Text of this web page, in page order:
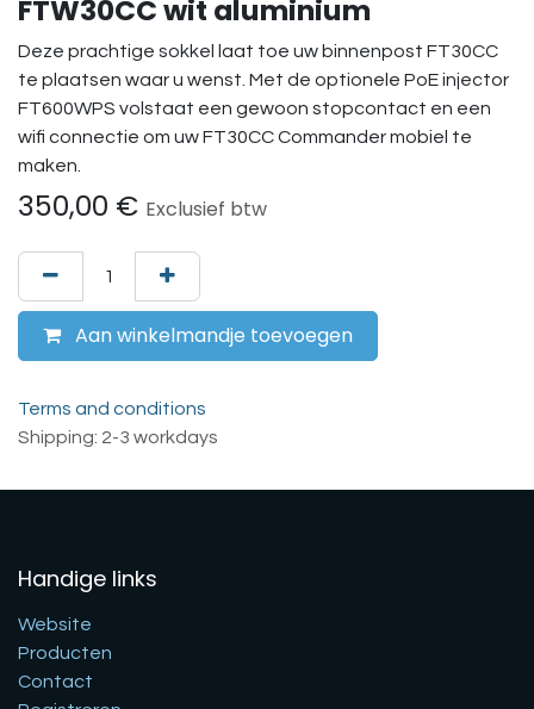
FTW30CC wit aluminium
Deze prachtige sokkel laat toe uw binnenpost FT30CC
te plaatsen waar u wenst. Met de optionele PoE injector
FT600WPS volstaat een gewoon stopcontact en een
wifi connectie om uw FT30CC Commander mobiel te
maken.
350,00 € Exclusief btw
Aan winkelmandje toevoegen
Terms and conditions
Shipping: 2-3 workdays
Handige links
Website
Producten
Contact